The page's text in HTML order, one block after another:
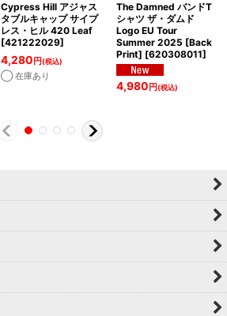
Cypress Hill アジャス
タブルキャップ サイプ
レス・ヒル 420 Leaf
[421222029]
4,280 円(税込)
◯ 在庫あり
The Damned バンドT
シャツ ザ・ダムド
Logo EU Tour
Summer 2025 [Back
Print] [620308011]
4,980 円(税込)